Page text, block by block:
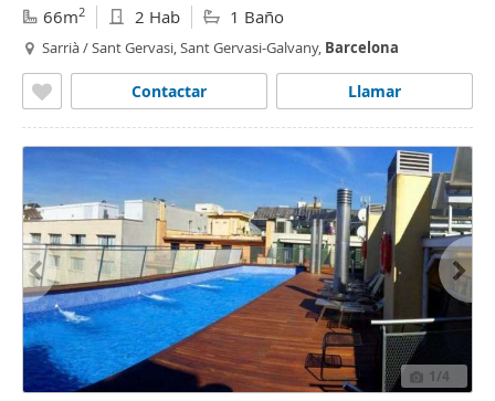
66m2 2 Hab 1 Baño
Sarrià / Sant Gervasi, Sant Gervasi-Galvany, Barcelona
Llamar
Contactar
1/4